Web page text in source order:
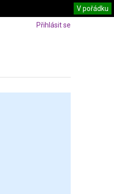
Přihlásit se
V pořádku